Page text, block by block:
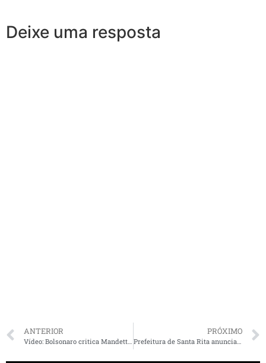
Deixe uma resposta
ANTERIOR PRÓXIMO
Prefeitura de Santa Rita anuncia benefício para artistas e mototaxistas